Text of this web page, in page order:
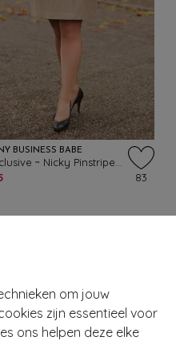
om jouw
zijn essentieel voor
ons helpen deze elke
BUSINESS BABE
83